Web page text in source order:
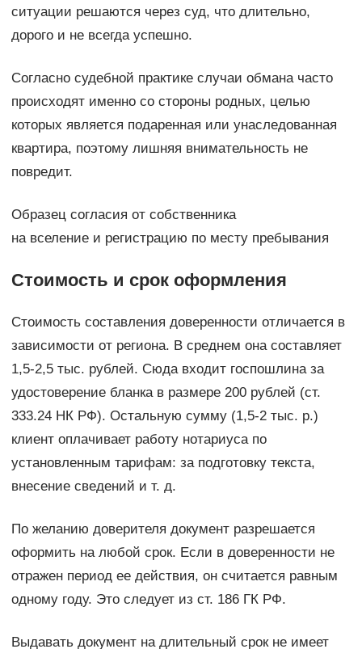
ситуации решаются через суд, что длительно,
дорого и не всегда успешно.
Согласно судебной практике случаи обмана часто
происходят именно со стороны родных, целью
которых является подаренная или унаследованная
квартира, поэтому лишняя внимательность не
повредит.
Образец согласия от собственника
на вселение и регистрацию по месту пребывания
Стоимость и срок оформления
Стоимость составления доверенности отличается в
зависимости от региона. В среднем она составляет
1,5-2,5 тыс. рублей. Сюда входит госпошлина за
удостоверение бланка в размере 200 рублей (ст.
333.24 НК РФ). Остальную сумму (1,5-2 тыс. р.)
клиент оплачивает работу нотариуса по
установленным тарифам: за подготовку текста,
внесение сведений и т. д.
По желанию доверителя документ разрешается
оформить на любой срок. Если в доверенности не
отражен период ее действия, он считается равным
одному году. Это следует из ст. 186 ГК РФ.
Выдавать документ на длительный срок не имеет